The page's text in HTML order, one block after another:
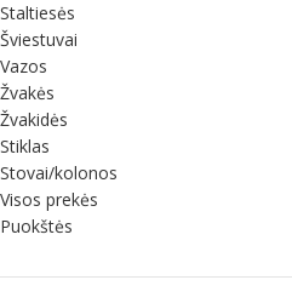
Staltiesės
Šviestuvai
Vazos
Žvakės
Žvakidės
Stiklas
Stovai/kolonos
Visos prekės
Puokštės